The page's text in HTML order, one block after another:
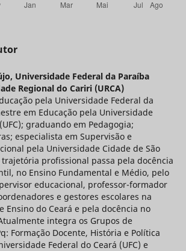
Universidade Federal da Paraíba
Regional do Cariri (URCA)
pela Universidade Federal da
em Educação pela Universidade
graduando em Pedagogia;
especialista em Supervisão e
pela Universidade Cidade de São
trajetória profissional passa pela docência
no Ensino Fundamental e Médio, pelo
educacional, professor-formador
e gestores escolares na
Ensino do Ceará e pela docência no
integra os Grupos de
Formação Docente, História e Política
Federal do Ceará (UFC) e